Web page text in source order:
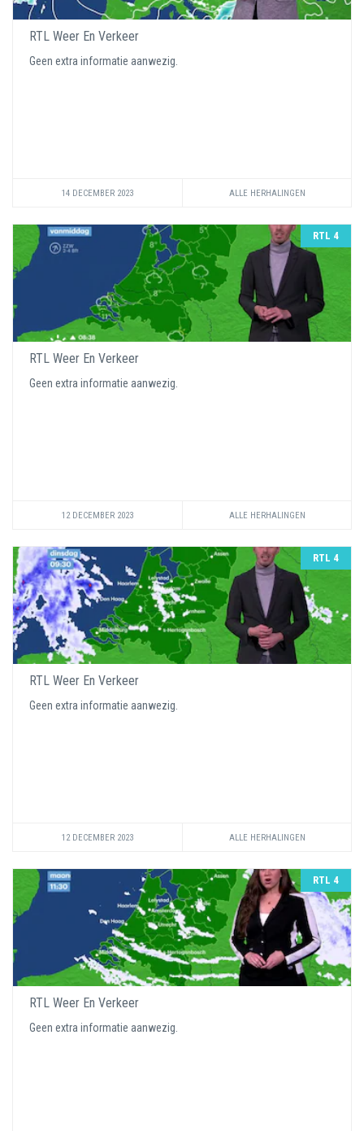
RTL Weer En Verkeer
Geen extra informatie aanwezig.
14 DECEMBER 2023 ALLE HERHALINGEN
RTL 4
RTL Weer En Verkeer
Geen extra informatie aanwezig.
12 DECEMBER 2023 ALLE HERHALINGEN
RTL 4
RTL Weer En Verkeer
Geen extra informatie aanwezig.
12 DECEMBER 2023 ALLE HERHALINGEN
RTL 4
RTL Weer En Verkeer
Geen extra informatie aanwezig.